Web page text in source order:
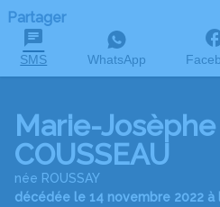
Partager
SMS WhatsApp
Marie-Josèphe
COUSSEAU
née ROUSSAY
décédée le 14 novembre 2022 à